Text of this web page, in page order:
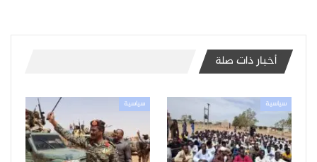
أخبار ذات صلة
سياسية سياسية